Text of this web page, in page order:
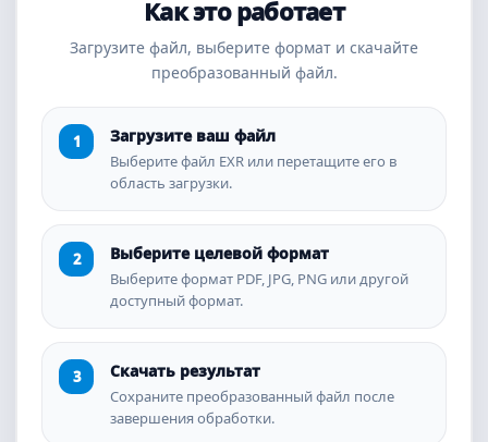
Как это работает
Загрузите файл, выберите формат и скачайте
преобразованный файл.
Загрузите ваш файл
Выберите файл EXR или перетащите его в
область загрузки.
Выберите целевой формат
Выберите формат PDF, JPG, PNG или другой
доступный формат.
Скачать результат
Сохраните преобразованный файл после
завершения обработки.